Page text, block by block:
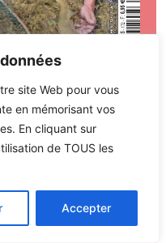
site Web pour vous
en mémorisant vos
En cliquant sur
de TOUS les
Accepter
Archives